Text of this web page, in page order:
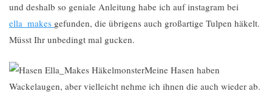
und deshalb so geniale Anleitung habe ich auf instagram bei
ella_makes gefunden, die übrigens auch großartige Tulpen häkelt.
Müsst Ihr unbedingt mal gucken.
Meine Hasen haben
Wackelaugen, aber vielleicht nehme ich ihnen die auch wieder ab.